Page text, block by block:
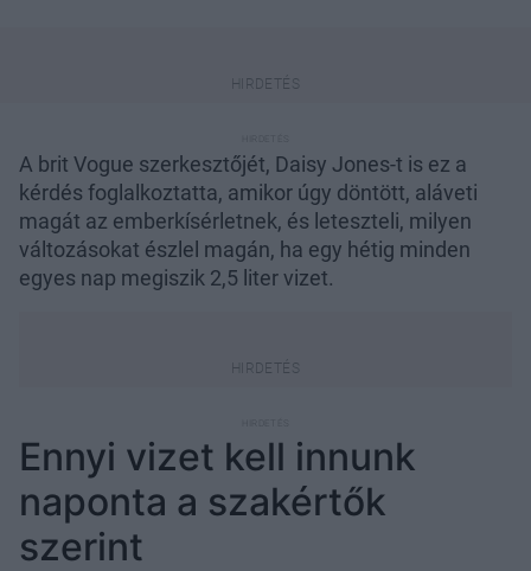
A brit Vogue szerkesztőjét, Daisy Jones-t is ez a
kérdés foglalkoztatta, amikor úgy döntött, aláveti
magát az emberkísérletnek, és leteszteli, milyen
változásokat észlel magán, ha egy hétig minden
egyes nap megiszik 2,5 liter vizet.
Ennyi vizet kell innunk
naponta a szakértők
szerint